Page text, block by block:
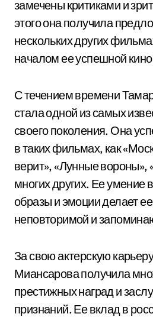
замечены критиками и
этого она получила
нескольких других
началом ее успешной
С течением времени
стала одной из самых
своего поколения. Она
в таких фильмах, как
верит», «Лунные вороны»,
многих других. Ее умение
образы и эмоции делает
неповторимой и
За свою актерскую
Миансарова получила
престижных наград и
признаний. Ее вклад в